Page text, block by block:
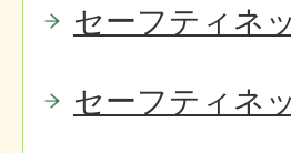
セーフティネ
セーフティネ